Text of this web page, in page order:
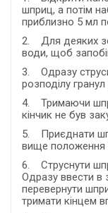
шприц, а потім
приблизно 5 мл
2. Для деяких
води, щоб
3. Одразу
розподілу гранул
4. Тримаючи
кінчик не був
5. Приєднати
вище положення
6. Струснути
Одразу ввести в
перевернути
тримати кінцем